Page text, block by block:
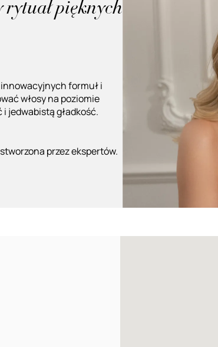
pięknych
formuł i
włosy na poziomie
jedwabistą gładkość.
przez ekspertów.